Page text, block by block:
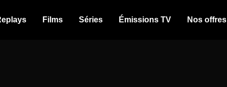
Films Séries Émissions TV Nos offres